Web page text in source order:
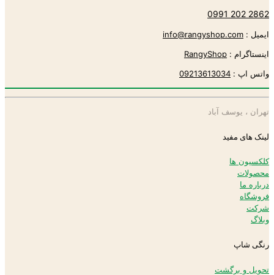
2862 202 0991
ایمیل : info@rangyshop.com
اینستاگرام : RangyShop
واتس اپ : 09213613034
تهران ، یوسف آباد
لینک های مفید
کلکسیون ها
محصولات
درباره ما
فروشگاه
شرکت
وبلاگ
رنگی شاپ
تحویل و برگشت